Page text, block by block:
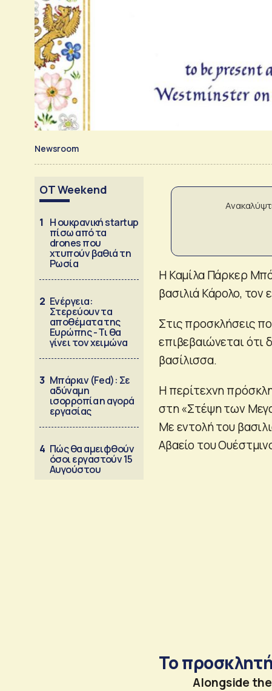
Newsroom
OT Weekend
1 Η ουκρανική startup
πίσω από τα
drones που
χτυπούν βαθιά τη
Ρωσία
2 Ενέργεια:
Στερεύουν τα
αποθέματα της
Ευρώπης - Τι θα
γίνει τον χειμώνα
3 Μπάρκιν (Fed): Σε
αδύναμη
ισορροπία η αγορά
εργασίας
4 Πώς θα αμειφθούν
όσοι εργαστούν 15
Αυγούστου
Η Καμίλα Πάρκερ
βασιλιά Κάρολο, τον
Στις προσκλήσεις
επιβεβαιώνεται ότι
βασίλισσα.
Η περίτεχνη
στη «Στέψη των
Με εντολή του
Αβαείο του
Το
Alongside